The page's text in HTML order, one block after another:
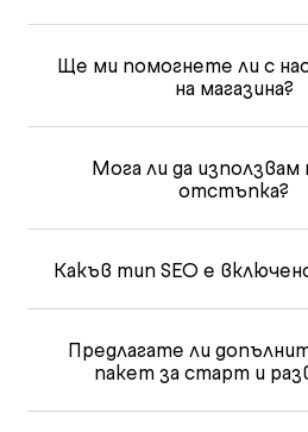
Ще ми помогнете ли с
на магазина?
Мога ли да използвам
отстъпка?
Какъв тип SEO е
Предлагате ли
пакет за старт и